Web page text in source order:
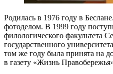
Родилась в 1976 году в
фотоделом. В 1999 году
филологического факультета
государственного
том же году была принята на
в газету «Жизнь